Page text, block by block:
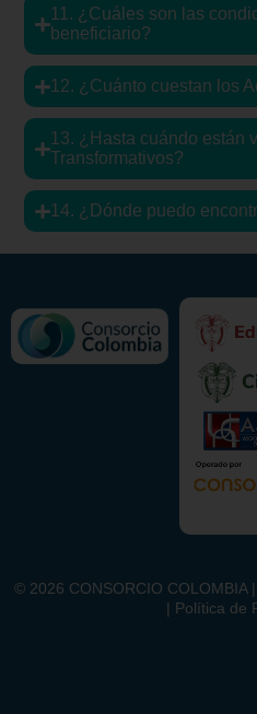
11. ¿Cuáles son las
beneficiario?
12. ¿Cuánto cuestan los
13. ¿Hasta cuándo están
Transformativos?
14. ¿Dónde puedo
© 2026 CONSORCIO COLOMBIA
| Política de